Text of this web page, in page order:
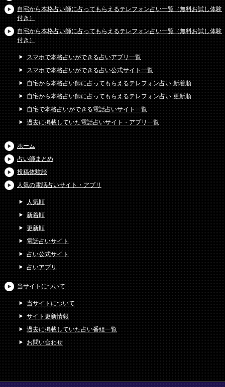
自宅から本格占い師に占ってもらえるテレフォン占い一覧（無料お試し体験
付き）
自宅から本格占い師に占ってもらえるテレフォン占い一覧（無料お試し体験
付き）
スマホで本格占いができる占いアプリ一覧
スマホで本格占いができる占い公式サイト一覧
自宅から本格占い師に占ってもらえるテレフォン占い-新着順
自宅から本格占い師に占ってもらえるテレフォン占い-更新順
自宅で本格占いができる電話占いサイト一覧
過去に掲載していた電話占いサイト・アプリ一覧
ホーム
占い師まとめ
投稿体験談
人気の電話占いサイト・アプリ
人気順
新着順
更新順
電話占いサイト
占い公式サイト
占いアプリ
当サイトについて
当サイトについて
サイト更新情報
過去に掲載していた占い番組一覧
お問い合わせ